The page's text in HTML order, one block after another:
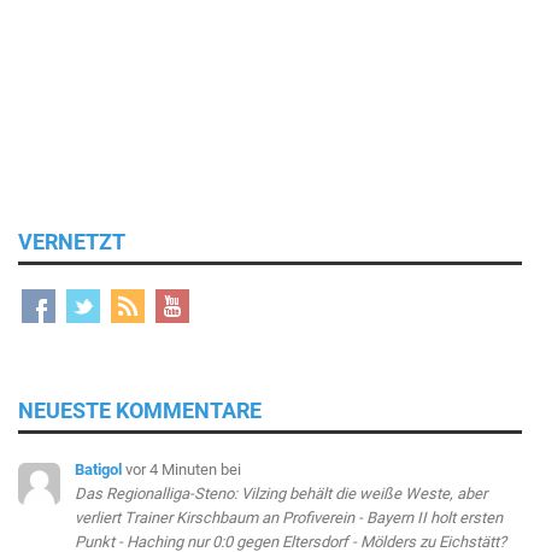
VERNETZT
NEUESTE KOMMENTARE
Batigol vor 4 Minuten bei
Das Regionalliga-Steno: Vilzing behält die weiße Weste, aber
verliert Trainer Kirschbaum an Profiverein - Bayern II holt ersten
Punkt - Haching nur 0:0 gegen Eltersdorf - Mölders zu Eichstätt?